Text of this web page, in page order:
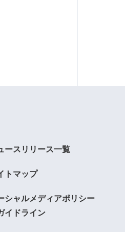
ースリリース一覧
トマップ
シャルメディアポリシー
イドライン